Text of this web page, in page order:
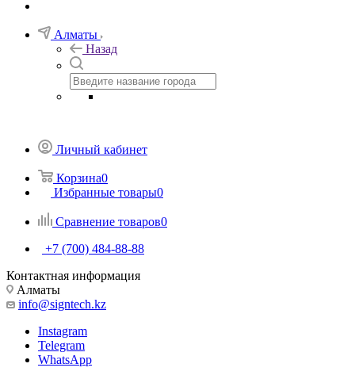
Алматы
Назад
Личный кабинет
Корзина0
Избранные товары0
Сравнение товаров0
+7 (700) 484-88-88
Контактная информация
Алматы
info@signtech.kz
Instagram
Telegram
WhatsApp